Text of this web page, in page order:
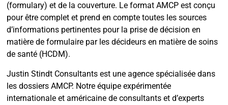
(formulary) et de la couverture. Le format AMCP est conçu
pour être complet et prend en compte toutes les sources
d’informations pertinentes pour la prise de décision en
matière de formulaire par les décideurs en matière de soins
de santé (HCDM).
Justin Stindt Consultants est une agence spécialisée dans
les dossiers AMCP. Notre équipe expérimentée
internationale et américaine de consultants et d’experts